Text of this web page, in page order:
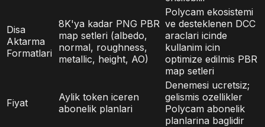
Disa
Aktarma
Formatlari
8K'ya kadar PNG PBR
map setleri (albedo,
normal, roughness,
metallic, height, AO)
Polycam ekosistemi
ve desteklenen DCC
araclari icinde
kullanim icin
optimize edilmis PBR
map setleri
Fiyat
Aylik token iceren
abonelik planlari
Denemesi ucretsiz;
gelismis ozellikler
Polycam abonelik
planlarina baglidir